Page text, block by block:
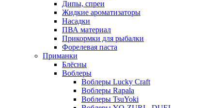
Дипы, спреи
Жидкие ароматизаторы
Насадки
ПВА материал
Прикормки для рыбалки
Форелевая паста
Приманки
Блёсны
Воблеры
Воблеры Lucky Craft
Воблеры Rapala
Воблеры TsuYoki